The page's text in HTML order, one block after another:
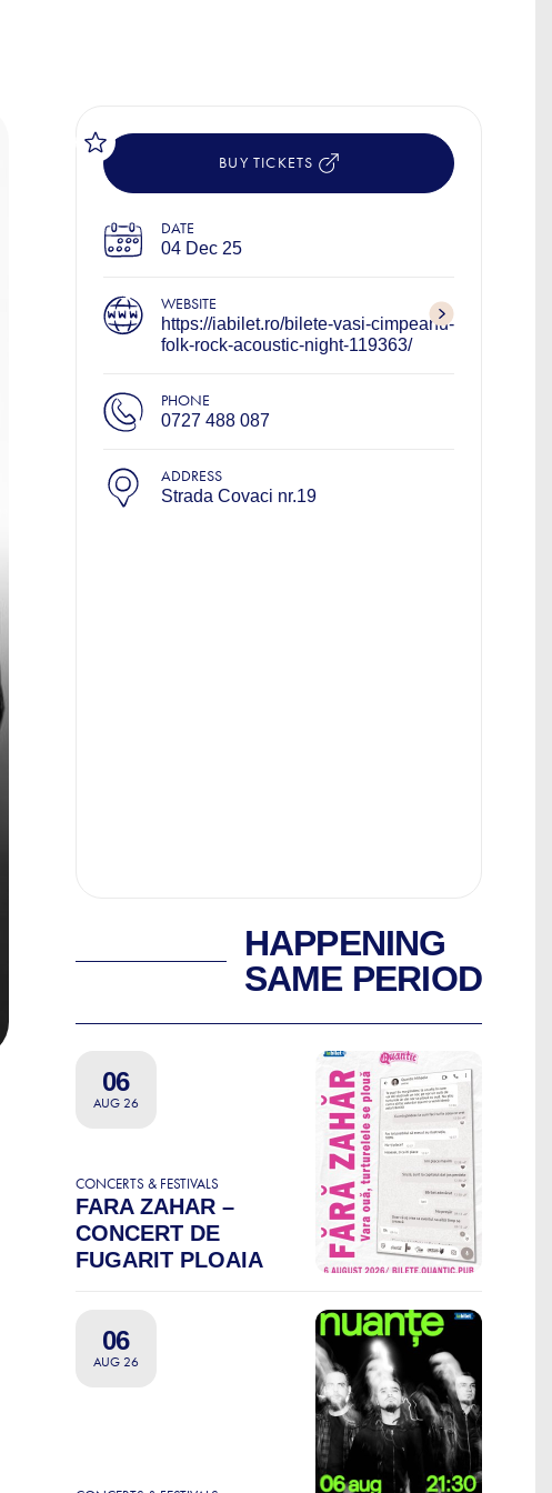
BUY TICKETS
DATE
04 Dec 25
WEBSITE
https://iabilet.ro/bilete-vasi-cimpeanu-
folk-rock-acoustic-night-119363/
PHONE
0727 488 087
ADDRESS
Strada Covaci nr.19
HAPPENING
SAME PERIOD
06
AUG 26
CONCERTS & FESTIVALS
FARA ZAHAR –
CONCERT DE
FUGARIT PLOAIA
06
AUG 26